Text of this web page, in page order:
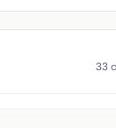
33